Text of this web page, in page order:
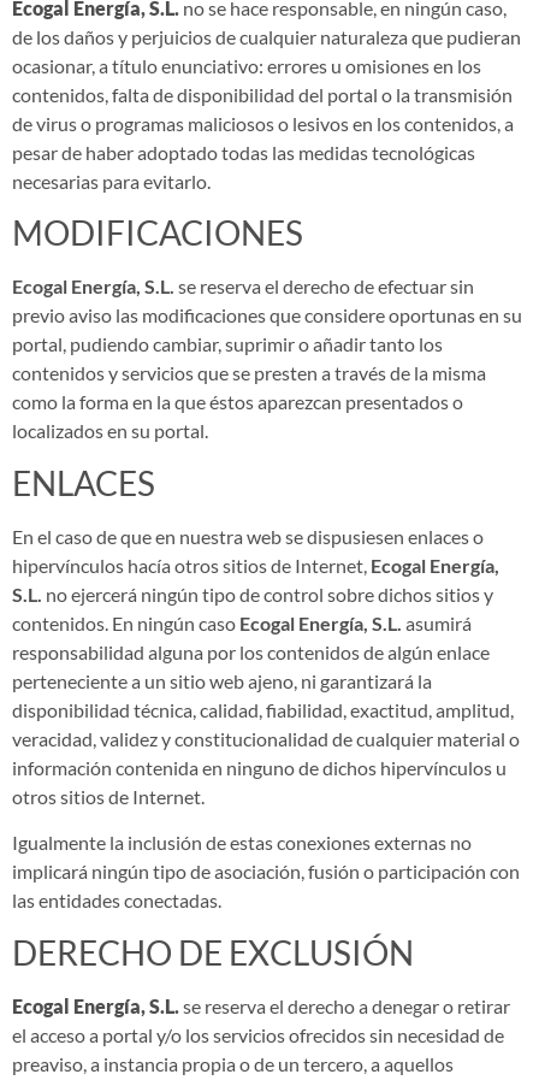
Ecogal Energía, S.L. no se hace responsable, en ningún caso,
de los daños y perjuicios de cualquier naturaleza que pudieran
ocasionar, a título enunciativo: errores u omisiones en los
contenidos, falta de disponibilidad del portal o la transmisión
de virus o programas maliciosos o lesivos en los contenidos, a
pesar de haber adoptado todas las medidas tecnológicas
necesarias para evitarlo.
MODIFICACIONES
Ecogal Energía, S.L. se reserva el derecho de efectuar sin
previo aviso las modificaciones que considere oportunas en su
portal, pudiendo cambiar, suprimir o añadir tanto los
contenidos y servicios que se presten a través de la misma
como la forma en la que éstos aparezcan presentados o
localizados en su portal.
ENLACES
En el caso de que en nuestra web se dispusiesen enlaces o
hipervínculos hacía otros sitios de Internet, Ecogal Energía,
S.L. no ejercerá ningún tipo de control sobre dichos sitios y
contenidos. En ningún caso Ecogal Energía, S.L. asumirá
responsabilidad alguna por los contenidos de algún enlace
perteneciente a un sitio web ajeno, ni garantizará la
disponibilidad técnica, calidad, fiabilidad, exactitud, amplitud,
veracidad, validez y constitucionalidad de cualquier material o
información contenida en ninguno de dichos hipervínculos u
otros sitios de Internet.
Igualmente la inclusión de estas conexiones externas no
implicará ningún tipo de asociación, fusión o participación con
las entidades conectadas.
DERECHO DE EXCLUSIÓN
Ecogal Energía, S.L. se reserva el derecho a denegar o retirar
el acceso a portal y/o los servicios ofrecidos sin necesidad de
preaviso, a instancia propia o de un tercero, a aquellos